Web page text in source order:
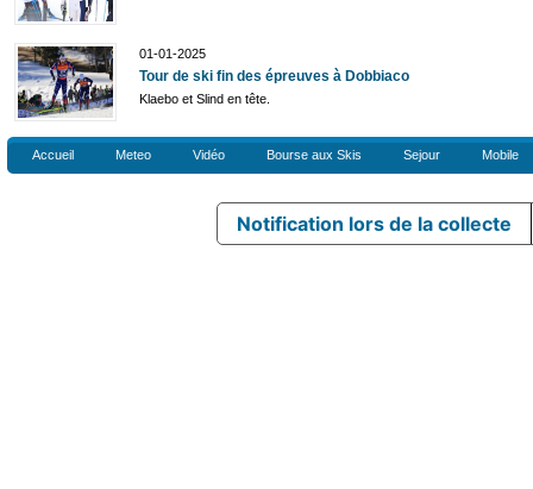
01-01-2025
Tour de ski fin des épreuves à Dobbiaco
Klaebo et Slind en tête.
Accueil Meteo Vidéo Bourse aux Skis Sejour Mobile
Notification lors de la collecte